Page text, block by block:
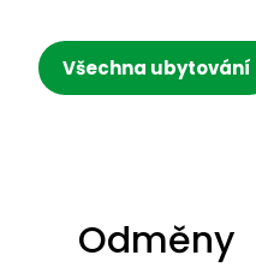
atrakcí Resortu Dolní
bezprostřední blízkosti řeky
Všechna ubytování
Odměny